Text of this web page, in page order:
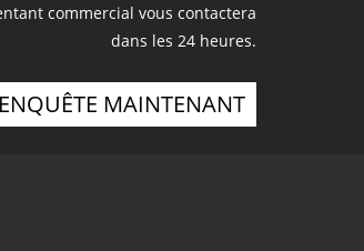
commercial vous contactera
dans les 24 heures.
ENQUÊTE MAINTENANT